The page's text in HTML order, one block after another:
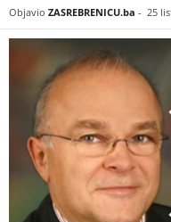
Objavio ZASREBRENICU.ba - 25